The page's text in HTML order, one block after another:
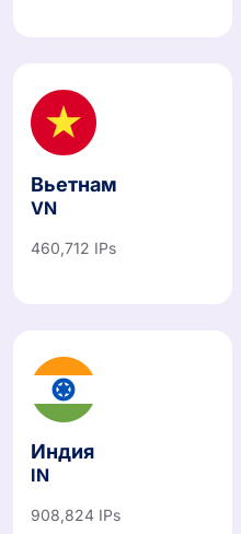
Вьетнам
VN
460,712 IPs
Индия
IN
908,824 IPs